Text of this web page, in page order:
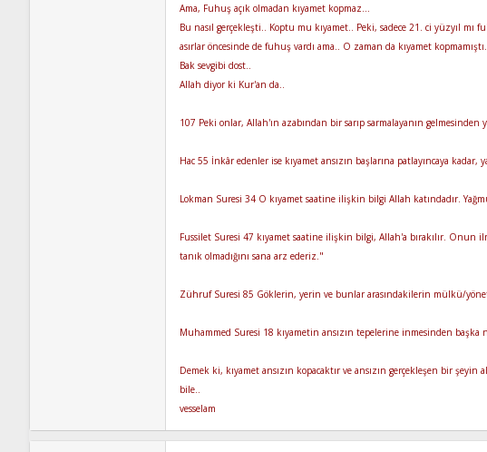
Ama, Fuhuş açık olmadan kıyamet kopmaz...
Bu nasıl gerçekleşti.. Koptu mu kıyamet.. Peki, sadece 21. ci yüzyıl mı
asırlar öncesinde de fuhuş vardı ama.. O zaman da kıyamet kopmamıştı...
Bak sevgibi dost..
Allah diyor ki Kur'an da..
107 Peki onlar, Allah'ın azabından bir sarıp sarmalayanın
Hac 55 İnkâr edenler ise kıyamet ansızın başlarına patlayıncaya
Lokman Suresi 34 O kıyamet saatine ilişkin bilgi Allah katındadır.
Fussilet Suresi 47 kıyamet saatine ilişkin bilgi, Allah'a bırakılır. Onun
tanık olmadığını sana arz ederiz."
Zühruf Suresi 85 Göklerin, yerin ve bunlar arasındakilerin mülkü/
Muhammed Suresi 18 kıyametin ansızın tepelerine inmesinden
Demek ki, kıyamet ansızın kopacaktır ve ansızın gerçekleşen bir
bile..
vesselam